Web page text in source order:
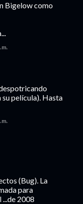
Bigelow como
película). Hasta
(Bug). La
para
2008